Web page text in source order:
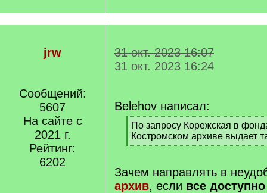
jrw
Сообщений:
5607
На сайте с
2021 г.
Рейтинг:
6202
31 окт. 2023 16:07
31 окт. 2023 16:24
Belehov написал:
[
q
]
По запросу Корежская в
Костромском архиве выдает
[
q
]
Зачем направлять в
архив, если все